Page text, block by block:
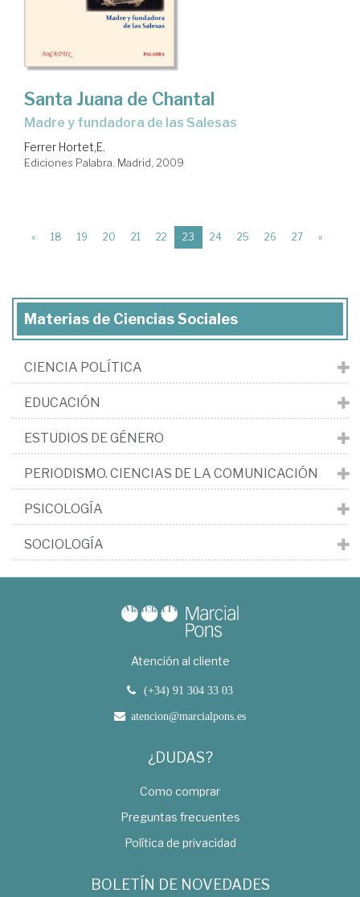
Santa Juana de Chantal
madre y fundadora de las Salesas
Ferrer Hortet,E.
Ediciones Palabra. Madrid, 2009
« 18 19 20 21 22 23 (current)
24 25 26 27 »
Materias de Ciencias Sociales
CIENCIA POLÍTICA
EDUCACIÓN
ESTUDIOS DE GÉNERO
PERIODISMO. CIENCIAS DE LA COMUNICACIÓN
PSICOLOGÍA
SOCIOLOGÍA
Atención al cliente
(+34) 91 304 33 03
atencion@marcialpons.es
¿DUDAS?
Como comprar
Preguntas frecuentes
Política de privacidad
BOLETÍN DE NOVEDADES